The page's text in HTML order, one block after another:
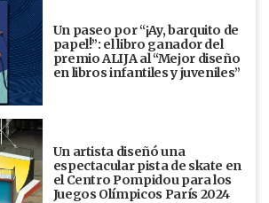
Un paseo por “¡Ay, barquito de
papel!”: el libro ganador del
premio ALIJA al “Mejor diseño
en libros infantiles y juveniles”
Un artista diseñó una
espectacular pista de skate en
el Centro Pompidou para los
Juegos Olímpicos París 2024